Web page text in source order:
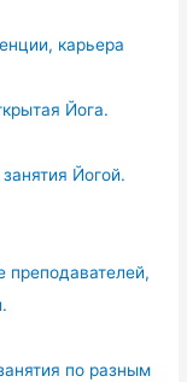
карьера
Йога.
Йогой.
преподавателей,
по разным